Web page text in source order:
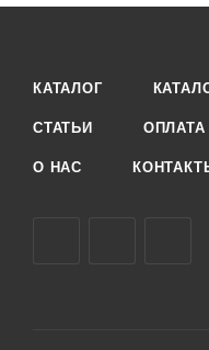
КАТАЛОГ
СТАТЬИ
О НАС